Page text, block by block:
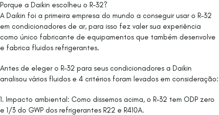
Porque a Daikin escolheu o R-32?
A Daikin foi a primeira empresa do mundo a conseguir usar o R-32
em condicionadores de ar, para isso fez valer sua experiência
como único fabricante de equipamentos que também desenvolve
e fabrica fluidos refrigerantes.
Antes de eleger o R-32 para seus condicionadores a Daikin
analisou vários fluidos e 4 critérios foram levados em consideração:
1. Impacto ambiental: Como dissemos acima, o R-32 tem ODP zero
e 1/3 do GWP dos refrigerantes R22 e R410A.